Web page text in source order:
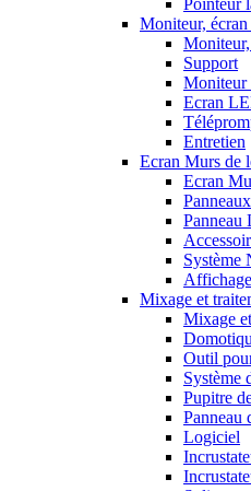
Pointeur
Moniteur,
Support
Moniteur
Ecran
Entretien
Ecran Murs de
Ecran
Panneau
Système
Mixage et
Mixage
Outil
Système
Pupitre
Panneau
Logiciel